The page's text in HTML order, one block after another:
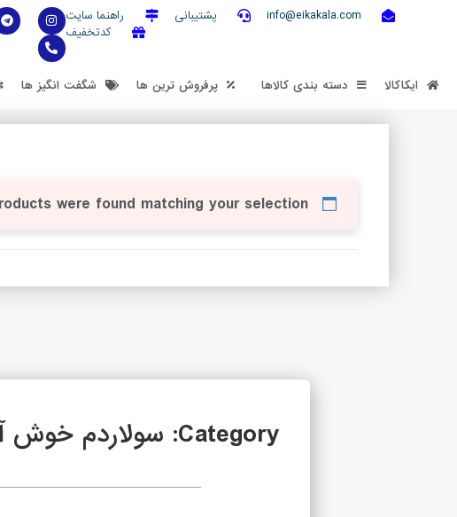
info@eikakala.com پشتیبانی
راهنما سایت
کدتخفیف
ایکاکالا دسته بندی کالاها پرفروش ترین ها شگفت انگیز ها
were found matching your selection.
Category: سولاردم خوش آمدید